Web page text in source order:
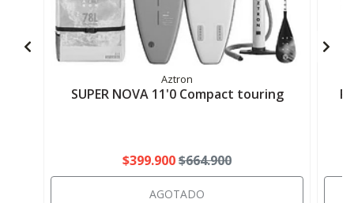
Aztron
SUPER NOVA 11'0 Compact touring
$399.900$664.900
AGOTADO